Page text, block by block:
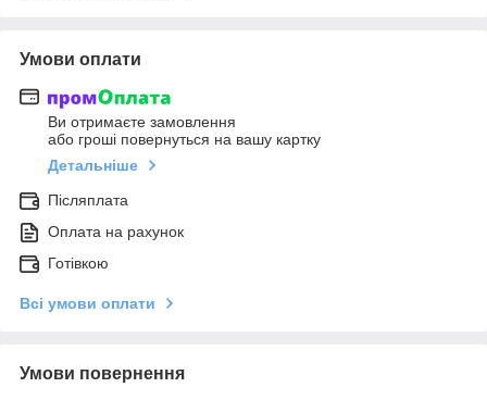
Умови оплати
Ви отримаєте замовлення
або гроші повернуться на вашу картку
Детальніше
Післяплата
Оплата на рахунок
Готівкою
Всі умови оплати
Умови повернення